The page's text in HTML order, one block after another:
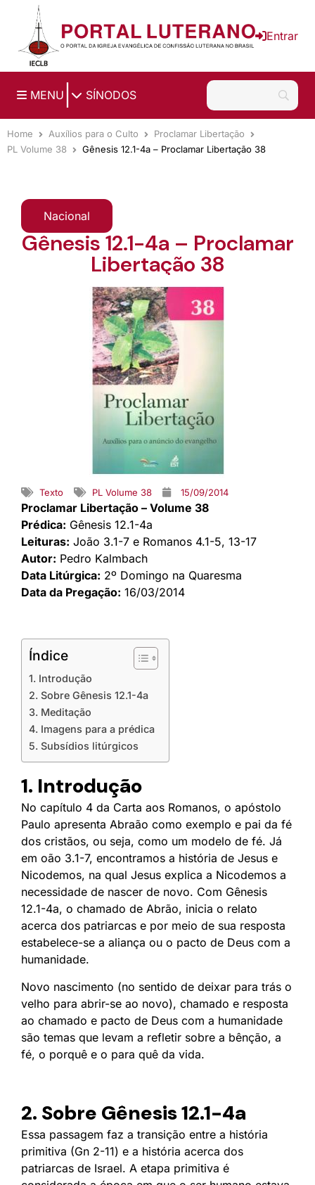
Ir para o conteúdo principal
Entrar
MENU SÍNODOS
Home Auxílios para o Culto
Proclamar Libertação
PL Volume 38
Gênesis 12.1-4a – Proclamar Libertação 38
Nacional
Gênesis 12.1-4a – Proclamar
Libertação 38
Texto PL Volume 38 15/09/2014
Proclamar Libertação – Volume 38
Prédica: Gênesis 12.1-4a
Leituras: João 3.1-7 e Romanos 4.1-5, 13-17
Autor: Pedro Kalmbach
Data Litúrgica: 2º Domingo na Quaresma
Data da Pregação: 16/03/2014
Índice
1. Introdução
2. Sobre Gênesis 12.1-4a
3. Meditação
4. Imagens para a prédica
5. Subsídios litúrgicos
1. Introdução
No capítulo 4 da Carta aos Romanos, o apóstolo
Paulo apresenta Abraão como exemplo e pai da fé
dos cristãos, ou seja, como um modelo de fé. Já
em oão 3.1-7, encontramos a história de Jesus e
Nicodemos, na qual Jesus explica a Nicodemos a
necessidade de nascer de novo. Com Gênesis
12.1-4a, o chamado de Abrão, inicia o relato
acerca dos patriarcas e por meio de sua resposta
estabelece-se a aliança ou o pacto de Deus com a
humanidade.
Novo nascimento (no sentido de deixar para trás o
velho para abrir-se ao novo), chamado e resposta
ao chamado e pacto de Deus com a humanidade
são temas que levam a refletir sobre a bênção, a
fé, o porquê e o para quê da vida.
2. Sobre Gênesis 12.1-4a
Essa passagem faz a transição entre a história
primitiva (Gn 2-11) e a história acerca dos
patriarcas de Israel. A etapa primitiva é